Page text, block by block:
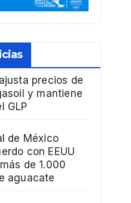
precios de
y mantiene
GLP
de México
con EEUU
de 1.000
aguacate